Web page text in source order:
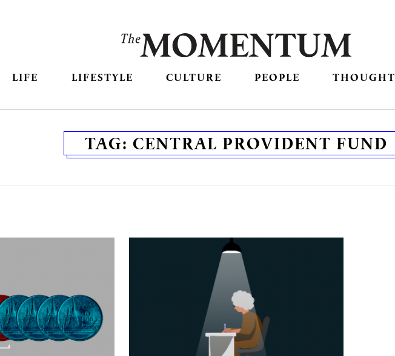
LIFE LIFESTYLE CULTURE PEOPLE THOUGHT
TAG: CENTRAL PROVIDENT FUND